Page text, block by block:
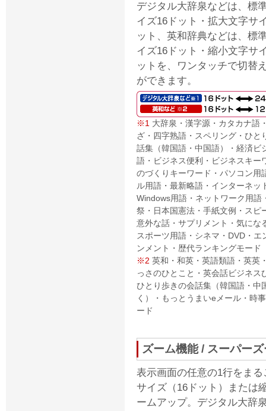
デジタル大辞泉などは、標
イズ16ドット・拡大文字サ
ット、英和辞典などは、標
イズ16ドット・縮小文字サ
ットを、ワンタッチで切替
ができます。
※1 大辞泉・漢字源・カタカナ語
ざ・四字熟語・スペリング・ひと
話集（韓国語・中国語）・経済ビ
語・ビジネス便利・ビジネスキー
のづくりキーワード・パソコン用
ル用語・最新略語・インターネッ
Windows用語・ネットワーク用語
祭・日本国憲法・手紙文例・スピ
意外な話・サプリメント・気にな
スポーツ用語・シネマ・DVD・エ
ンメント・歴代ランキングモード
※2 英和・和英・英語類語・英英
っさのひとこと・英会話ビジネス
ひとり歩きの会話集（韓国語・中
く）・もっとうまいeメール・時
ード
ズーム機能 / スーパー
表示画面の任意の1行をま
サイズ（16ドット）または
ームアップ。デジタル大辞